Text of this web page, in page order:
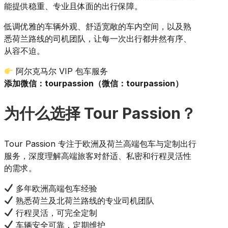
能提供稳重、专业且体面的出行保障。
低调优雅的车辆外观、舒适宽敞的车内空间，以及熟
悉荷兰路线的司机团队，让每一次出行都井然有序、
从容不迫。
阿尔克马尔 VIP 包车服务
添加微信：tourpassion（微信：tourpassion）
为什么选择 Tour Passion？
Tour Passion 专注于欧洲及荷兰高端包车与定制出行
服务，深度理解高端旅客对舒适、私密和行程灵活性
的需求。
多年欧洲高端包车经验
熟悉荷兰及北荷兰路线的专业司机团队
行程灵活，可完全定制
车辆安全可靠，定期维护